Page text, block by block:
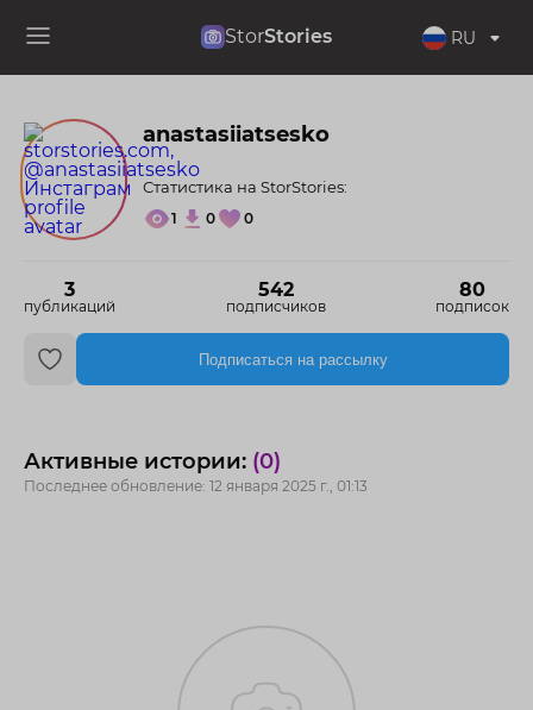
StorStories RU
anastasiiatsesko
3
публикаций
542
подписчиков
80
подписок
Статистика на StorStories:
1 0 0
Подписаться на рассылку
Активные истории: (0)
Последнее обновление: 12 января 2025 г., 01:13